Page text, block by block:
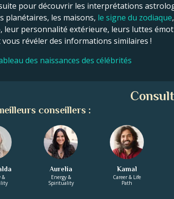
pour découvrir les interprétations
planétaires, les maisons, le signe du zodiaque
leur personnalité extérieure, leurs luttes
révéler des informations similaires !
des naissances des célébrités
conseillers :
&
Aurelia
Energy &
Spirituality
Kamal
Career & Life
Path